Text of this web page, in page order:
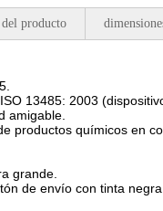
producto
13485: 2003
amigable.
productos químicos en
grande.
de envío con tinta negra.